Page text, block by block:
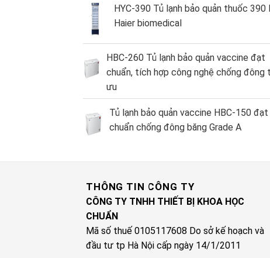
HYC-390 Tủ lạnh bảo quản thuốc 390
Haier biomedical
HBC-260 Tủ lạnh bảo quản vaccine đạt
chuẩn, tích hợp công nghệ chống đông
ưu
Tủ lạnh bảo quản vaccine HBC-150 đạt
chuẩn chống đông băng Grade A
THÔNG TIN CÔNG TY
CÔNG TY TNHH THIẾT BỊ KHOA HỌC
CHUẨN
Mã số thuế 0105117608 Do sở kế hoạch và
đầu tư tp Hà Nội cấp ngày 14/1/2011